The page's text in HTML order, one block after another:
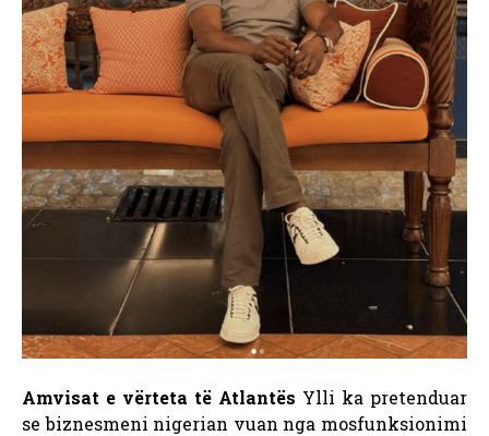
Amvisat e vërteta të Atlantës Ylli ka pretenduar
se biznesmeni nigerian vuan nga mosfunksionimi